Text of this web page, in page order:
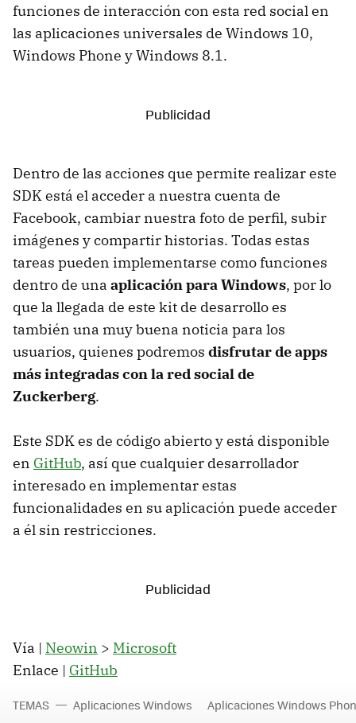
funciones de interacción con esta red social en
las aplicaciones universales de Windows 10,
Windows Phone y Windows 8.1.
Dentro de las acciones que permite realizar este
SDK está el acceder a nuestra cuenta de
Facebook, cambiar nuestra foto de perfil, subir
imágenes y compartir historias. Todas estas
tareas pueden implementarse como funciones
dentro de una aplicación para Windows, por lo
que la llegada de este kit de desarrollo es
también una muy buena noticia para los
usuarios, quienes podremos disfrutar de apps
más integradas con la red social de
Zuckerberg.
Este SDK es de código abierto y está disponible
en GitHub, así que cualquier desarrollador
interesado en implementar estas
funcionalidades en su aplicación puede acceder
a él sin restricciones.
Vía | Neowin > Microsoft
Enlace | GitHub
TEMAS Aplicaciones Windows Aplicaciones Windows